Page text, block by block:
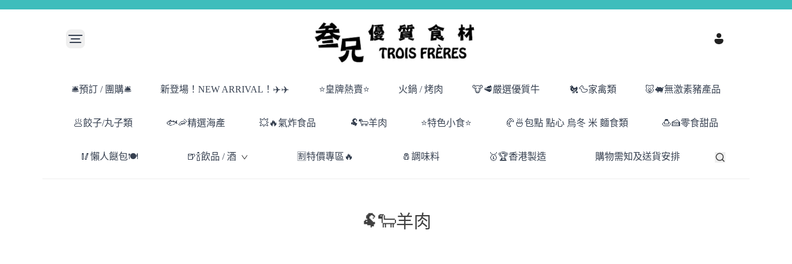
🛎️預訂 / 團購🛎️ 新登場！NEW ARRIVAL！✈️✈️ ⭐皇牌熱賣⭐ 火鍋 / 烤肉 🐮🥩嚴選優質牛 🐔🦆家禽類 🐷🐖無激素豬產品
🥟餃子/丸子類 🐟🦐精選海產 💥🔥氣炸食品 🐏🐑羊肉 ⭐特色小食⭐ 🥐🍜包點 點心 烏冬 米 麵食類 🍮🍰零食甜品
🥢懶人餸包🍽️ 🍺🍾飲品 / 酒 🈹特價專區🔥 🧂調味料 🥇🏆香港製造 購物需知及送貨安排
🐏🐑羊肉